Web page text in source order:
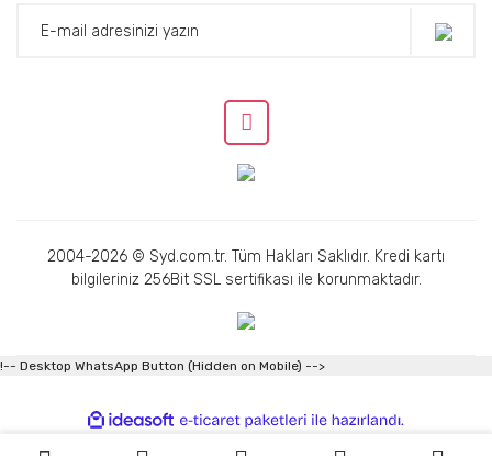
2004-2026 © Syd.com.tr. Tüm Hakları Saklıdır. Kredi kartı
bilgileriniz 256Bit SSL sertifikası ile korunmaktadır.
!-- Desktop WhatsApp Button (Hidden on Mobile) -->
ideasoft
e-